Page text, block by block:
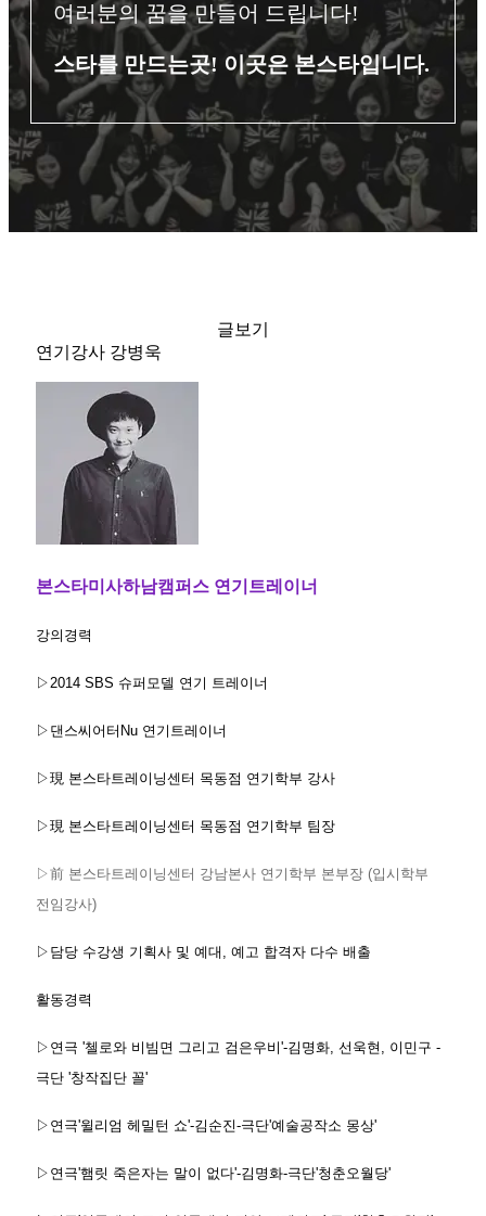
여러분의 꿈을 만들어 드립니다!
스타를 만드는곳! 이곳은 본스타입니다.
글보기
연기강사 강병욱
본스타미사하남캠퍼스 연기트레이너
강의경력
▷2014 SBS 슈퍼모델 연기 트레이너
▷댄스씨어터Nu 연기트레이너
▷現 본스타트레이닝센터 목동점 연기학부 강사
▷現 본스타트레이닝센터 목동점 연기학부 팀장
▷前 본스타트레이닝센터 강남본사 연기학부 본부장 (입시학부
전임강사)
▷담당 수강생 기획사 및 예대, 예고 합격자 다수 배출
활동경력
▷연극 '첼로와 비빔면 그리고 검은우비'-김명화, 선욱현, 이민구 -
극단 '창작집단 꼴'
▷연극'윌리엄 헤밀턴 쇼'-김순진-극단'예술공작소 몽상'
▷연극'햄릿 죽은자는 말이 없다'-김명화-극단'청춘오월당'